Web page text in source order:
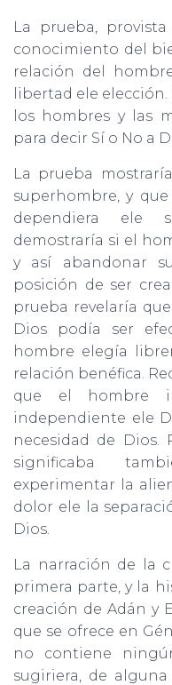
La prueba,
conocimiento del
relación del
libertad ele
los hombres y las
para decir Sí o No a
La prueba
superhombre, y
dependiera ele
demostraría si el
y así abandonar
posición de ser
prueba revelaría
Dios podía ser
hombre elegía
relación benéfica.
que el hombre
independiente ele
necesidad de Dios.
significaba
experimentar la
dolor ele la
Dios.
La narración de la
primera parte, y la
creación de Adán y
que se ofrece en
no contiene
sugiriera, de